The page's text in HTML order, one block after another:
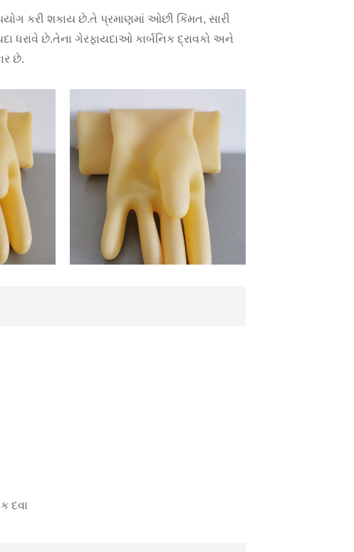
કરી શકાય છે.તે પ્રમાણમાં ઓછી કિંમત, સારી
ધરાવે છે.તેના ગેરફાયદાઓ કાર્બનિક દ્રાવકો અને
છે.
દવા